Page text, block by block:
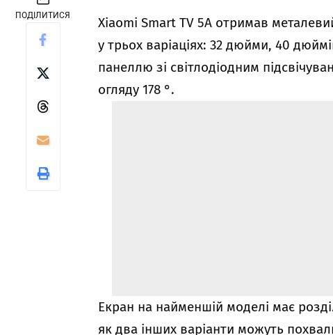
ПОДІЛИТИСЯ
Xiaomi Smart TV 5A отримав
у трьох варіаціях: 32 дюйми, 40
панеллю зі світлодіодним
огляду 178 °.
Екран на найменшій моделі має
як два інших варіанти можуть